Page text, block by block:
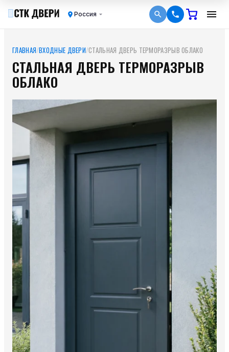
Россия
ГЛАВНАЯ/ВХОДНЫЕ ДВЕРИ/СТАЛЬНАЯ ДВЕРЬ ТЕРМОРАЗРЫВ ОБЛАКО
СТАЛЬНАЯ ДВЕРЬ ТЕРМОРАЗРЫВ
ОБЛАКО